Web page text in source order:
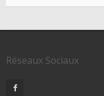
Réseaux Sociaux